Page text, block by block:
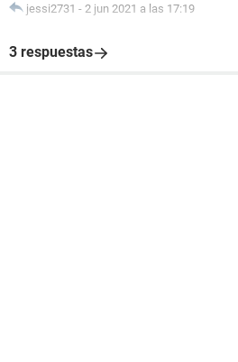
jessi2731 - 2 jun 2021 a las 17:19
3 respuestas